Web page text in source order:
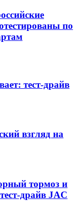
по
тест-драйв
взгляд на
тормоз и
драйв JAC